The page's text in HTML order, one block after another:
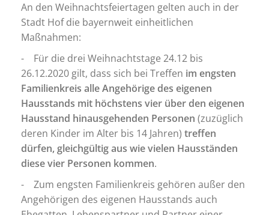
An den Weihnachtsfeiertagen gelten auch in der
Stadt Hof die bayernweit einheitlichen
Maßnahmen:
- Für die drei Weihnachtstage 24.12 bis
26.12.2020 gilt, dass sich bei Treffen im engsten
Familienkreis alle Angehörige des eigenen
Hausstands mit höchstens vier über den eigenen
Hausstand hinausgehenden Personen (zuzüglich
deren Kinder im Alter bis 14 Jahren) treffen
dürfen, gleichgültig aus wie vielen Hausständen
diese vier Personen kommen.
- Zum engsten Familienkreis gehören außer den
Angehörigen des eigenen Hausstands auch